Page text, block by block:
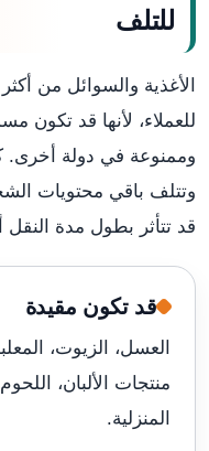
للتلف
الأغذية والسوائل من
للعملاء، لأنها قد
وممنوعة في دولة أخرى.
وتتلف باقي محتويات
قد تتأثر بطول مدة النقل
قد تكون مقيدة
العسل، الزيوت،
منتجات الألبان،
المنزلية.